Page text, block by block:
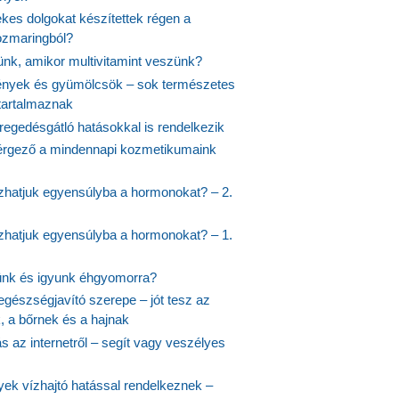
dolgokat készítettek régen a
amikor multivitamint veszünk?
és gyümölcsök – sok természetes
hatásokkal is rendelkezik
a mindennapi kozmetikumaink
egyensúlyba a hormonokat? – 2.
egyensúlyba a hormonokat? – 1.
és igyunk éhgyomorra?
szerepe – jót tesz az
a bőrnek és a hajnak
az internetről – segít vagy veszélyes
vízhajtó hatással rendelkeznek –